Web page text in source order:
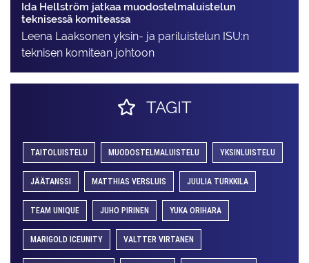
Ida Hellström jatkaa muodostelmaluistelun
teknisessä komiteassa
Leena Laaksonen yksin- ja pariluistelun ISU:n
teknisen komitean johtoon
TAGIT
TAITOLUISTELU MUODOSTELMALUISTELU YKSINLUISTELU
JÄÄTANSSI MATTHIAS VERSLUIS JUULIA TURKKILA
TEAM UNIQUE JUHO PIRINEN YUKA ORIHARA
MARIGOLD ICEUNITY VALTTER VIRTANEN